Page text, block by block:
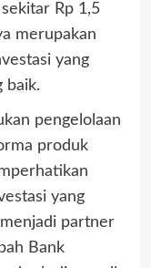
Rp 1,5
merupakan
yang
baik.
pengelolaan
produk
yang
partner
Bank